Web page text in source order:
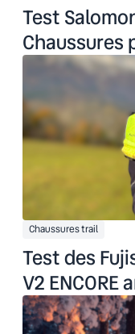
Test
Chaussures
Chaussures trail
Test des
V2 ENCORE